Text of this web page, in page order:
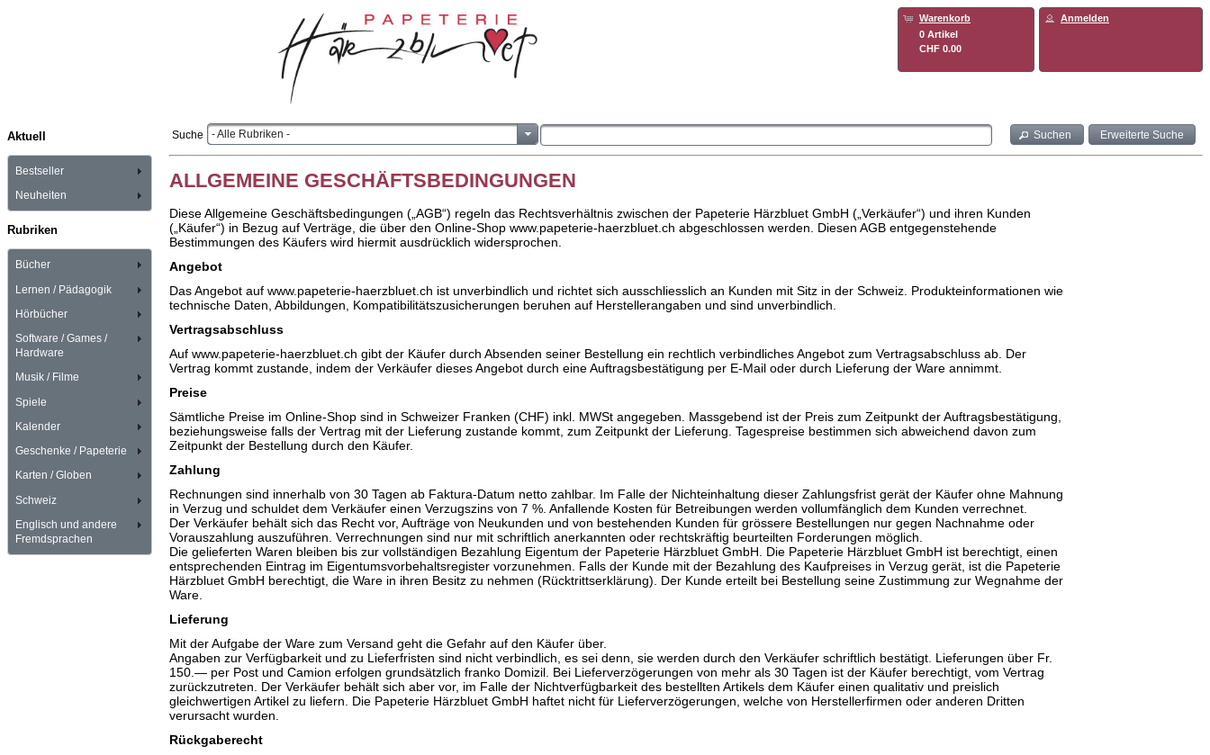
Warenkorb
0 Artikel
CHF 0.00
Anmelden
Aktuell
Bestseller
Neuheiten
Rubriken
Bücher
Lernen / Pädagogik
Hörbücher
Software / Games /
Hardware
Musik / Filme
Spiele
Kalender
Geschenke / Papeterie
Karten / Globen
Schweiz
Englisch und andere
Fremdsprachen
Suche - Alle Rubriken - Suchen Erweiterte Suche
ALLGEMEINE GESCHÄFTSBEDINGUNGEN
Diese Allgemeine Geschäftsbedingungen („AGB“) regeln das Rechtsverhältnis zwischen der Papeterie Härzbluet GmbH („Verkäufer“) und ihren Kunden
(„Käufer“) in Bezug auf Verträge, die über den Online-Shop www.papeterie-haerzbluet.ch abgeschlossen werden. Diesen AGB entgegenstehende
Bestimmungen des Käufers wird hiermit ausdrücklich widersprochen.
Angebot
Das Angebot auf www.papeterie-haerzbluet.ch ist unverbindlich und richtet sich ausschliesslich an Kunden mit Sitz in der Schweiz. Produkteinformationen wie
technische Daten, Abbildungen, Kompatibilitätszusicherungen beruhen auf Herstellerangaben und sind unverbindlich.
Vertragsabschluss
Auf www.papeterie-haerzbluet.ch gibt der Käufer durch Absenden seiner Bestellung ein rechtlich verbindliches Angebot zum Vertragsabschluss ab. Der
Vertrag kommt zustande, indem der Verkäufer dieses Angebot durch eine Auftragsbestätigung per E-Mail oder durch Lieferung der Ware annimmt.
Preise
Sämtliche Preise im Online-Shop sind in Schweizer Franken (CHF) inkl. MWSt angegeben. Massgebend ist der Preis zum Zeitpunkt der Auftragsbestätigung,
beziehungsweise falls der Vertrag mit der Lieferung zustande kommt, zum Zeitpunkt der Lieferung. Tagespreise bestimmen sich abweichend davon zum
Zeitpunkt der Bestellung durch den Käufer.
Zahlung
Rechnungen sind innerhalb von 30 Tagen ab Faktura-Datum netto zahlbar. Im Falle der Nichteinhaltung dieser Zahlungsfrist gerät der Käufer ohne Mahnung
in Verzug und schuldet dem Verkäufer einen Verzugszins von 7 %. Anfallende Kosten für Betreibungen werden vollumfänglich dem Kunden verrechnet.
Der Verkäufer behält sich das Recht vor, Aufträge von Neukunden und von bestehenden Kunden für grössere Bestellungen nur gegen Nachnahme oder
Vorauszahlung auszuführen. Verrechnungen sind nur mit schriftlich anerkannten oder rechtskräftig beurteilten Forderungen möglich.
Die gelieferten Waren bleiben bis zur vollständigen Bezahlung Eigentum der Papeterie Härzbluet GmbH. Die Papeterie Härzbluet GmbH ist berechtigt, einen
entsprechenden Eintrag im Eigentumsvorbehaltsregister vorzunehmen. Falls der Kunde mit der Bezahlung des Kaufpreises in Verzug gerät, ist die Papeterie
Härzbluet GmbH berechtigt, die Ware in ihren Besitz zu nehmen (Rücktrittserklärung). Der Kunde erteilt bei Bestellung seine Zustimmung zur Wegnahme der
Ware.
Lieferung
Mit der Aufgabe der Ware zum Versand geht die Gefahr auf den Käufer über.
Angaben zur Verfügbarkeit und zu Lieferfristen sind nicht verbindlich, es sei denn, sie werden durch den Verkäufer schriftlich bestätigt. Lieferungen über Fr.
150.— per Post und Camion erfolgen grundsätzlich franko Domizil. Bei Lieferverzögerungen von mehr als 30 Tagen ist der Käufer berechtigt, vom Vertrag
zurückzutreten. Der Verkäufer behält sich aber vor, im Falle der Nichtverfügbarkeit des bestellten Artikels dem Käufer einen qualitativ und preislich
gleichwertigen Artikel zu liefern. Die Papeterie Härzbluet GmbH haftet nicht für Lieferverzögerungen, welche von Herstellerfirmen oder anderen Dritten
verursacht wurden.
Rückgaberecht